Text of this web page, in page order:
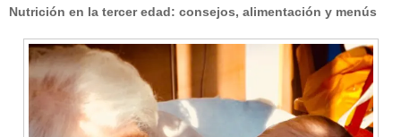
Nutrición en la tercer edad: consejos, alimentación y menús